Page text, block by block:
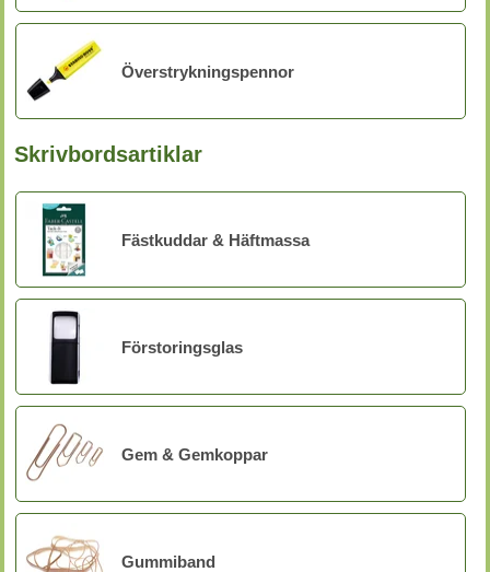
Överstrykningspennor
Skrivbordsartiklar
Fästkuddar & Häftmassa
Förstoringsglas
Gem & Gemkoppar
Gummiband